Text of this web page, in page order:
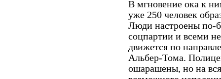
В мгновение ока к
уже 250 человек
Люди настроены по-
соцпартии и всеми
движется по
Альбер-Тома.
ошарашены, но на